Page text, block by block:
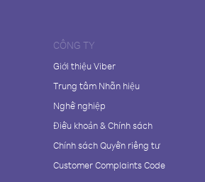
CÔNG TY
Giới thiệu Viber
Trung tâm Nhãn hiệu
Nghề nghiệp
Điều khoản & Chính sách
Chính sách Quyền riêng tư
Customer Complaints Code